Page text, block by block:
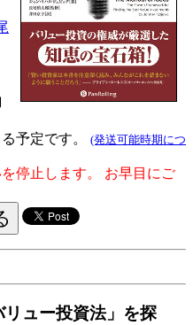
予定です。 (発送可能時期につ
停止します。 お早目にご
リュー投資法」を探